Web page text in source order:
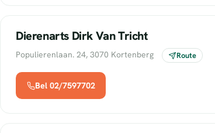
Dierenarts Dirk Van Tricht
Populierenlaan. 24, 3070 Kortenberg Route
Bel 02/7597702